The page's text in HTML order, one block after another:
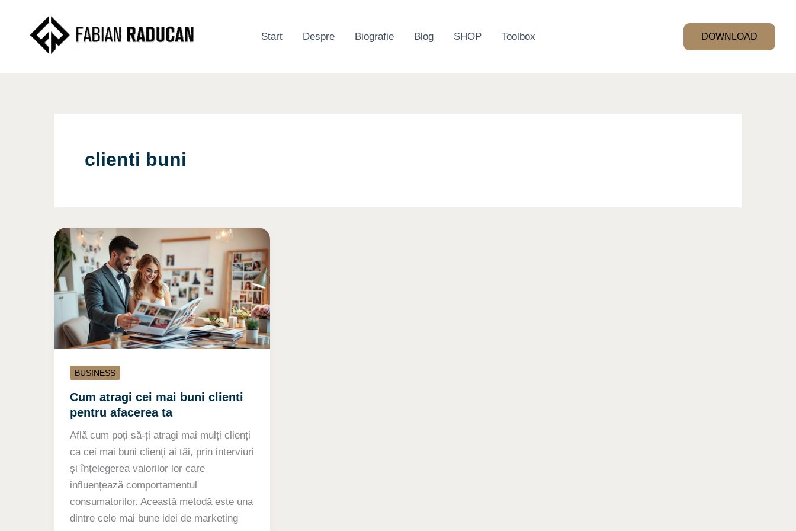
content
Start Despre Biografie Blog SHOP Toolbox DOWNLOAD
clienti buni
BUSINESS
Cum atragi cei mai buni clienti
pentru afacerea ta
Află cum poți să-ți atragi mai mulți clienți
ca cei mai buni clienți ai tăi, prin interviuri
și înțelegerea valorilor lor care
influențează comportamentul
consumatorilor. Această metodă este una
dintre cele mai bune idei de marketing